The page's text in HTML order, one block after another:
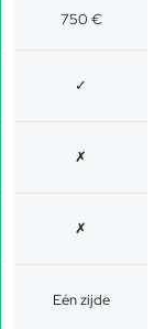
750 €
✓
✗
✗
Eén zijde